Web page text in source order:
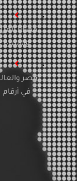
قضايا المرأة
والأسرة
مصر والعالم
في أرقام